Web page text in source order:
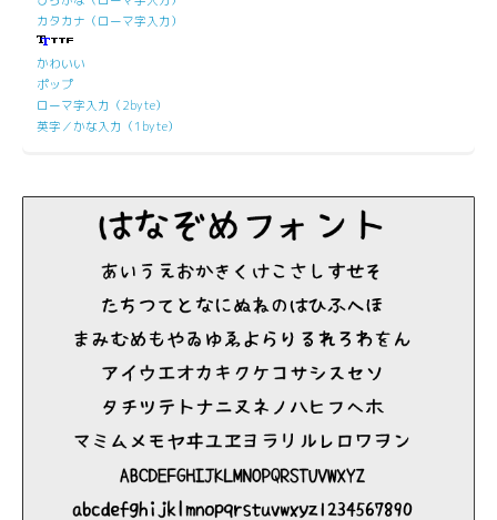
カタカナ（ローマ字入力）
かわいい
ポップ
ローマ字入力（2byte）
英字／かな入力（1byte）